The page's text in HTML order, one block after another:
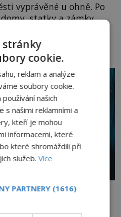
vyprávěné u ohně. Po
statky a zámky,
se zjevují přízraky,
nebo se dějí podivné
upozorňují, že některé
podobná svědectví po
opakující se svědectví
světa: Vstoupí
stránky
cookie.
reklam a analýze
soubory cookie.
našich
s našimi reklamními a
kteří je mohou
informacemi, které
které shromáždili při
služeb.Více
PARTNERY (1616)